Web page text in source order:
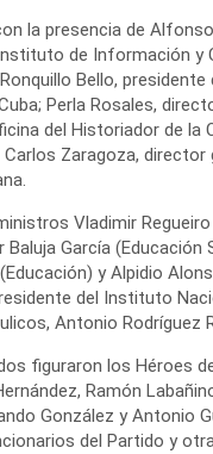
la presencia de
de Información y
Bello, presidente
Perla Rosales,
del Historiador de la
Zaragoza, director
Vladimir
Baluja García (Educación
y Alpidio
del Instituto
Antonio Rodríguez
figuraron los Héroes
Ramón
González y Antonio
del Partido y